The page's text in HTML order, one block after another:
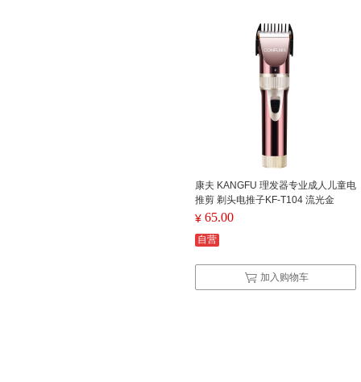
康夫 KANGFU 理发器专业成人儿童电
推剪 剃头电推子KF-T104 流光金
¥ 65.00
自营
加入购物车